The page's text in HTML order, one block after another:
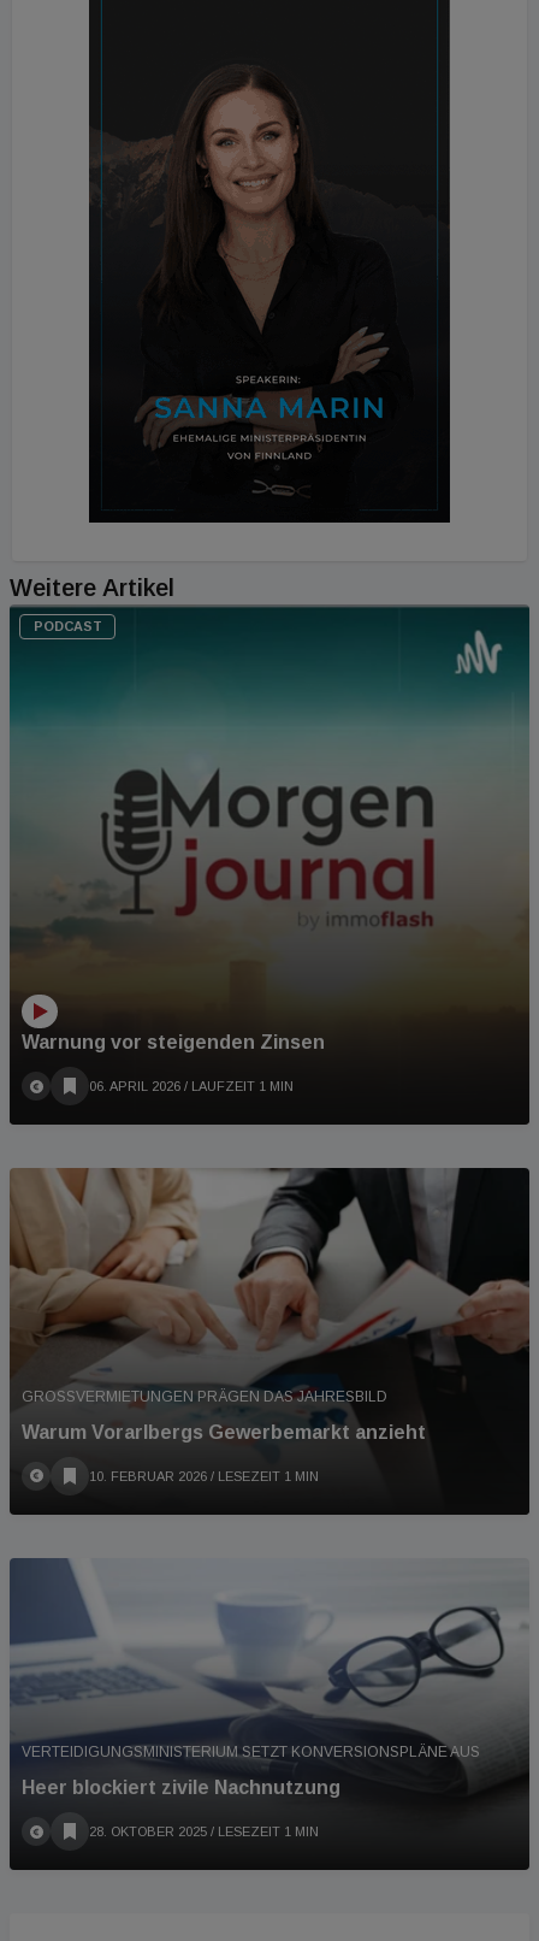
Weitere Artikel
PODCAST
Warnung vor steigenden Zinsen
06. APRIL 2026 / LAUFZEIT 1 MIN
GROSSVERMIETUNGEN PRÄGEN DAS JAHRESBILD
Warum Vorarlbergs Gewerbemarkt anzieht
10. FEBRUAR 2026 / LESEZEIT 1 MIN
VERTEIDIGUNGSMINISTERIUM SETZT KONVERSIONSPLÄNE AUS
Heer blockiert zivile Nachnutzung
28. OKTOBER 2025 / LESEZEIT 1 MIN